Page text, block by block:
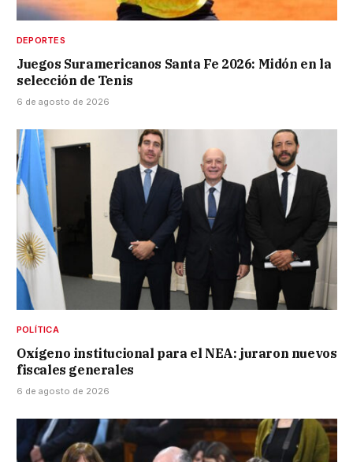
DEPORTES
Juegos Suramericanos Santa Fe 2026: Midón en la
selección de Tenis
6 de agosto de 2026
POLÍTICA
Oxígeno institucional para el NEA: juraron nuevos
fiscales generales
6 de agosto de 2026